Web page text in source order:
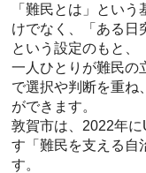
「難民とは」とい
けでなく、「ある日
という設定のもと、
一人ひとりが難民の
で選択や判断を重ね
ができます。
敦賀市は、2022年
す「難民を支える自
す。